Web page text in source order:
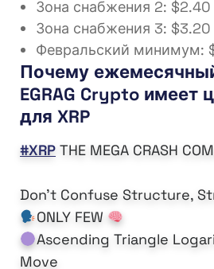
Зона снабжения 2: $2.40
Зона снабжения 3: $3.20
Февральский минимум:
Почему
EGRAG Crypto имеет
для XRP
#XRP THE MEGA CRASH
Don’t Confuse Structure,
ONLY FEW
Ascending Triangle
Move